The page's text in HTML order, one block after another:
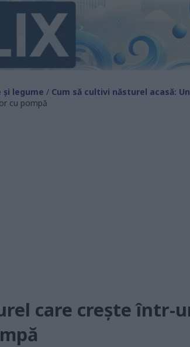
și legume / Cum să cultivi năsturel acasă:
cu pompă
care crește într-